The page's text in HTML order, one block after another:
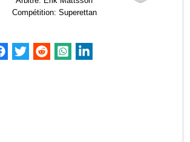
Compétition: Superettan